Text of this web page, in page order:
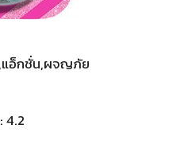
,แอ็กชั่น,ผจญภัย
4.2